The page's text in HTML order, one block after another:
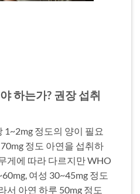
하는가? 권장 섭취
1~2mg 정도의 양이 필요
정도 아연을 섭취하
게에 따라 다르지만 WHO
여성 30~45mg 정도
서 아연 하루 50mg 정도